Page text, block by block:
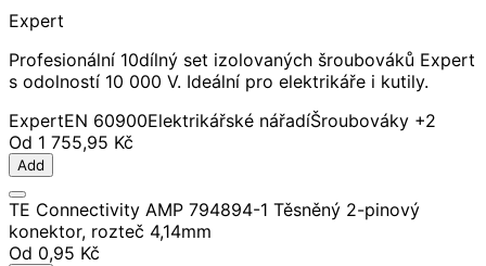
Expert
Profesionální 10dílný set izolovaných šroubováků Expert
s odolností 10 000 V. Ideální pro elektrikáře i kutily.
ExpertEN 60900Elektrikářské nářadíŠroubováky +2
Od 1 755,95 Kč
Add
TE Connectivity AMP 794894-1 Těsněný 2-pinový
konektor, rozteč 4,14mm
Od 0,95 Kč